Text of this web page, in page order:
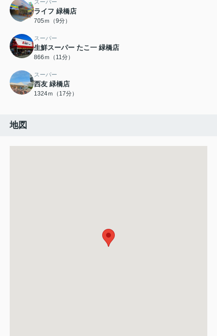
スーパー
ライフ 緑橋店
705ｍ（9分）
スーパー
生鮮スーパー たこ一 緑橋店
866ｍ（11分）
スーパー
西友 緑橋店
1324ｍ（17分）
地図